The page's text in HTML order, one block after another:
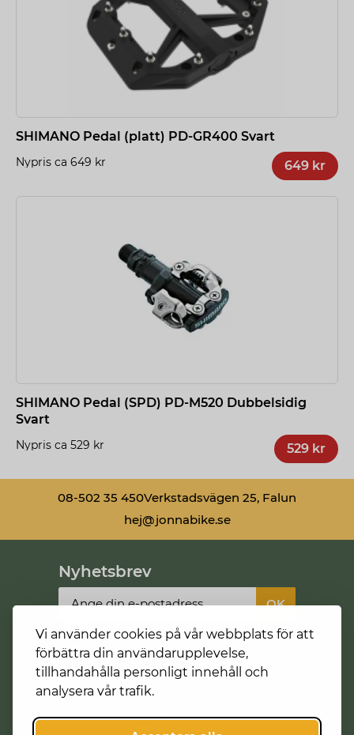
Vi använder cookies på vår webbplats för att
förbättra din användarupplevelse,
tillhandahålla personligt innehåll och
analysera vår trafik.
SHIMANO Pedal (platt) PD-GR400 Svart
Nypris ca 649 kr 649 kr
SHIMANO Pedal (SPD) PD-M520 Dubbelsidig
Svart
Nypris ca 529 kr 529 kr
08-502 35 450Verkstadsvägen 25, Falun
hej@jonnabike.se
Nyhetsbrev
Allmänna villkor
Förmånscykel